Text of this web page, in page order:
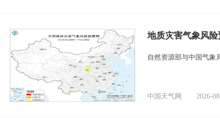
地质灾害气象风
自然资源部与中国气象
中国天气网 2026-